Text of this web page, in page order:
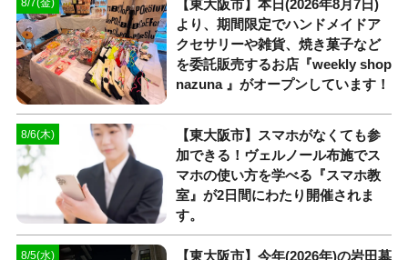
8/7(金)
【東大阪市】本日(2026年8月7日)
より、期間限定でハンドメイドア
クセサリーや雑貨、焼き菓子など
を委託販売するお店『weekly shop
nazuna 』がオープンしています！
8/6(木)
【東大阪市】スマホがなくても参
加できる！ヴェルノール布施でス
マホの使い方を学べる『スマホ教
室』が2日間にわたり開催されま
す。
8/5(水)
【東大阪市】今年(2026年)の岩田墓